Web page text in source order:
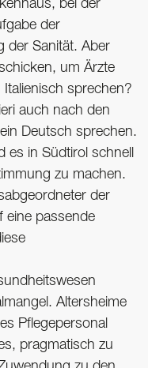
bei der
der
der Sanität. Aber
um Ärzte
sprechen?
auch nach den
Deutsch sprechen.
es in Südtirol schnell
zu machen.
der
eine passende
Altersheime
Pflegepersonal
pragmatisch zu